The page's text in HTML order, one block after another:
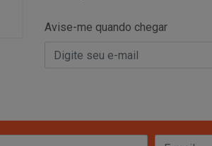
Avise-me quando chegar